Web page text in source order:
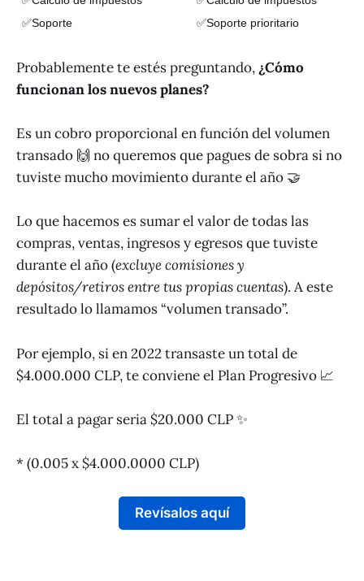
✅Soporte
✅Soporte prioritario
Probablemente te estés preguntando, ¿Cómo
funcionan los nuevos planes?
Es un cobro proporcional en función del volumen
transado 🙌 no queremos que pagues de sobra si no
tuviste mucho movimiento durante el año 🤝
Lo que hacemos es sumar el valor de todas las
compras, ventas, ingresos y egresos que tuviste
durante el año (excluye comisiones y
depósitos/retiros entre tus propias cuentas). A este
resultado lo llamamos “volumen transado”.
Por ejemplo, si en 2022 transaste un total de
$4.000.000 CLP, te conviene el Plan Progresivo 📈
El total a pagar seria $20.000 CLP ✨
* (0.005 x $4.000.0000 CLP)
Revísalos aquí